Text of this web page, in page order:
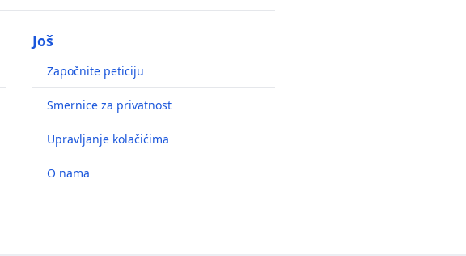
Još
Započnite peticiju
Smernice za privatnost
Upravljanje kolačićima
O nama